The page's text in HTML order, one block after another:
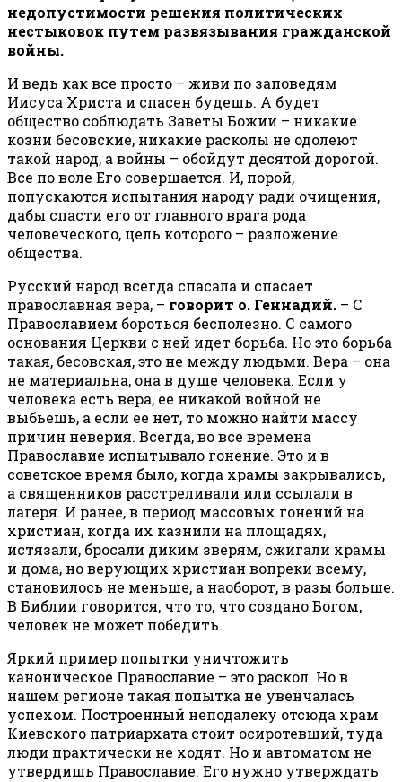
недопустимости решения политических
нестыковок путем развязывания гражданской
войны.
И ведь как все просто – живи по заповедям
Иисуса Христа и спасен будешь. А будет
общество соблюдать Заветы Божии – никакие
козни бесовские, никакие расколы не одолеют
такой народ, а войны – обойдут десятой дорогой.
Все по воле Его совершается. И, порой,
попускаются испытания народу ради очищения,
дабы спасти его от главного врага рода
человеческого, цель которого – разложение
общества.
Русский народ всегда спасала и спасает
православная вера, – говорит о. Геннадий. – С
Православием бороться бесполезно. С самого
основания Церкви с ней идет борьба. Но это борьба
такая, бесовская, это не между людьми. Вера – она
не материальна, она в душе человека. Если у
человека есть вера, ее никакой войной не
выбьешь, а если ее нет, то можно найти массу
причин неверия. Всегда, во все времена
Православие испытывало гонение. Это и в
советское время было, когда храмы закрывались,
а священников расстреливали или ссылали в
лагеря. И ранее, в период массовых гонений на
христиан, когда их казнили на площадях,
истязали, бросали диким зверям, сжигали храмы
и дома, но верующих христиан вопреки всему,
становилось не меньше, а наоборот, в разы больше.
В Библии говорится, что то, что создано Богом,
человек не может победить.
Яркий пример попытки уничтожить
каноническое Православие – это раскол. Но в
нашем регионе такая попытка не увенчалась
успехом. Построенный неподалеку отсюда храм
Киевского патриархата стоит осиротевший, туда
люди практически не ходят. Но и автоматом не
утвердишь Православие. Его нужно утверждать